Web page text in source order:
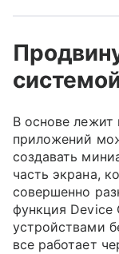
В основе
приложений
создавать
часть экрана,
совершенно
функция Device
устройствами
все работает